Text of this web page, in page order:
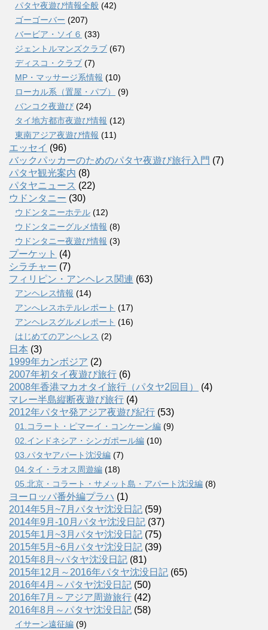
パタヤ夜遊び情報全般 (42)
ゴーゴーバー (207)
バービア・ソイ６ (33)
ジェントルマンズクラブ (67)
ディスコ・クラブ (7)
MP・マッサージ系情報 (10)
ローカル系（置屋・パブ）
(9)
バンコク夜遊び (24)
タイ地方都市夜遊び情報 (12)
東南アジア夜遊び情報 (11)
エッセイ (96)
バックパッカーのためのパタヤ夜遊び旅行入門 (7)
パタヤ観光案内 (8)
パタヤニュース (22)
ウドンタニー (30)
ウドンタニーホテル (12)
ウドンタニーグルメ情報 (8)
ウドンタニー夜遊び情報 (3)
プーケット (4)
シラチャー (7)
フィリピン・アンヘレス関連 (63)
アンヘレス情報 (14)
アンへレスホテルレポート (17)
アンヘレスグルメレポート (16)
はじめてのアンヘレス (2)
日本 (3)
1999年カンボジア (2)
2007年初タイ夜遊び旅行 (6)
2008年香港マカオタイ旅行（パタヤ2回目）
(4)
マレー半島縦断夜遊び旅行 (4)
2012年パタヤ発アジア夜遊び紀行 (53)
01.コラート・ピマーイ・コンケーン編 (9)
02.インドネシア・シンガポール編 (10)
03.パタヤアパート沈没編 (7)
04.タイ・ラオス周遊編 (18)
05.北京・コラート・サメット島・アパート沈没編 (8)
ヨーロッパ番外編プラハ (1)
2014年5月~7月パタヤ沈没日記 (59)
2014年9月-10月パタヤ沈没日記 (37)
2015年1月~3月パタヤ沈没日記 (75)
2015年5月~6月パタヤ沈没日記 (39)
2015年8月~パタヤ沈没日記 (81)
2015年12月～2016年パタヤ沈没日記 (65)
2016年4月～パタヤ沈没日記 (50)
2016年7月～アジア周遊旅行 (42)
2016年8月～パタヤ沈没日記 (58)
イサーン遠征編 (9)